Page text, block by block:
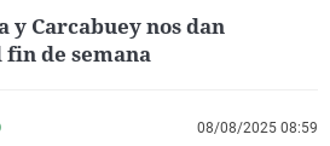
y Carcabuey nos dan
de semana
08/08/2025 08:59